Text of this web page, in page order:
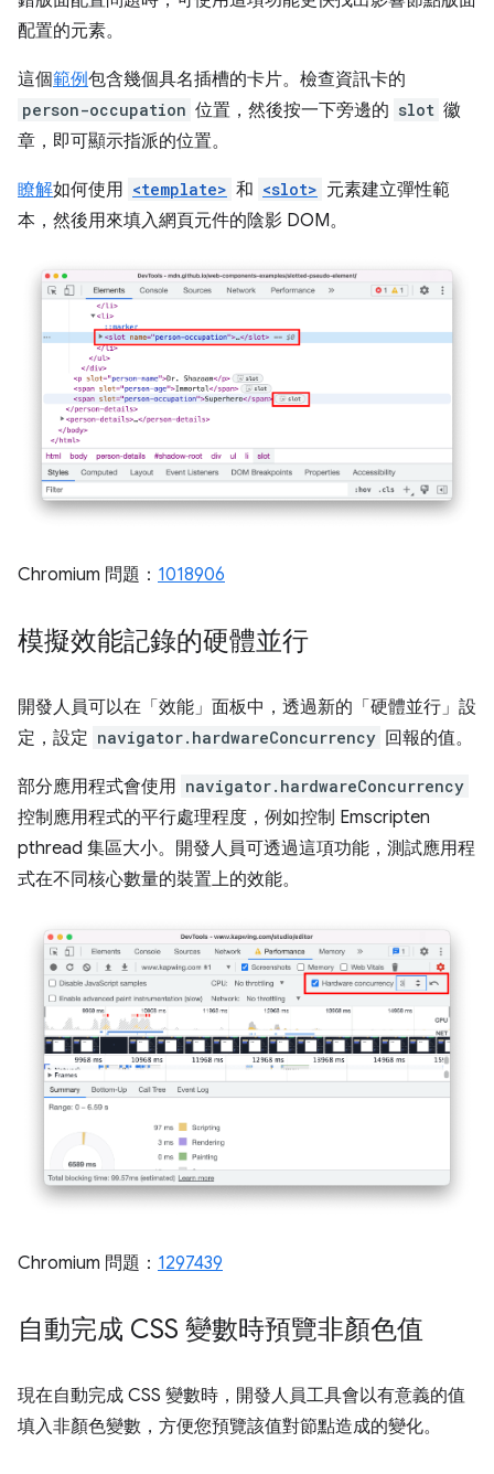
配置的元素。
這個範例包含幾個具名插槽的卡片。檢查資訊卡的
person-occupation 位置，然後按一下旁邊的 slot 徽
章，即可顯示指派的位置。
瞭解如何使用 <template> 和 <slot> 元素建立彈性範
本，然後用來填入網頁元件的陰影 DOM。
Chromium 問題： 1018906
模擬效能記錄的硬體並行
開發人員可以在「效能」 面板中，透過新的「硬體並行」 設
定，設定 navigator.hardwareConcurrency 回報的值。
部分應用程式會使用 navigator.hardwareConcurrency
控制應用程式的平行處理程度，例如控制 Emscripten
pthread 集區大小。開發人員可透過這項功能，測試應用程
式在不同核心數量的裝置上的效能。
Chromium 問題： 1297439
自動完成 CSS 變數時預覽非顏色值
現在自動完成 CSS 變數時，開發人員工具會以有意義的值
填入非顏色變數，方便您預覽該值對節點造成的變化。